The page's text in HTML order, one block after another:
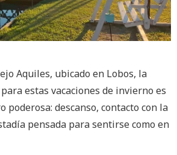
Aquiles, ubicado en Lobos, la
estas vacaciones de invierno es
poderosa: descanso, contacto con la
pensada para sentirse como en